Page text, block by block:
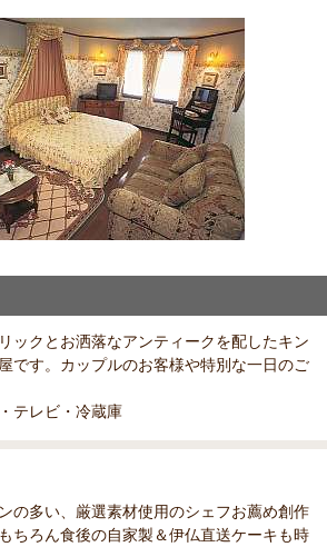
ックとお洒落なアンティークを配したキン
です。カップルのお客様や特別な一日のご
テレビ・冷蔵庫
の多い、厳選素材使用のシェフお薦め創作
ちろん食後の自家製＆伊仏直送ケーキも時